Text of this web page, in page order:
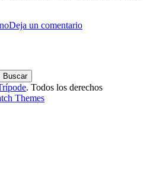
Deja un comentario
Buscar
. Todos los derechos
Themes